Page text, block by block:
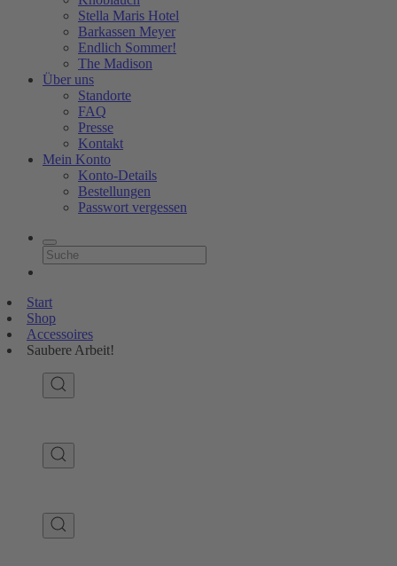
Stella Maris Hotel
Barkassen Meyer
Endlich Sommer!
The Madison
Über uns
Standorte
FAQ
Presse
Kontakt
Mein Konto
Konto-Details
Bestellungen
Passwort vergessen
Start
Shop
Accessoires
Saubere Arbeit!